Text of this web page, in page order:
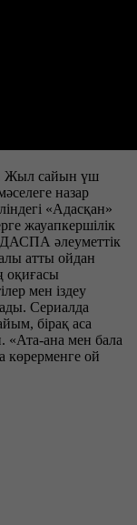
Жыл сайын үш
назар
«Адасқан»
жауапкершілік
әлеуметтік
атты ойдан
оқиғасы
мен іздеу
Сериалда
бірақ аса
«Ата-ана мен бала
көрерменге ой